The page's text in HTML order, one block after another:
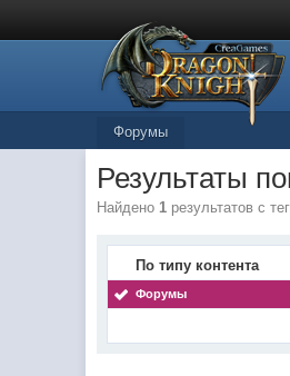
Форумы
Результаты
Найдено1 результатов с
По типу контента
Форумы